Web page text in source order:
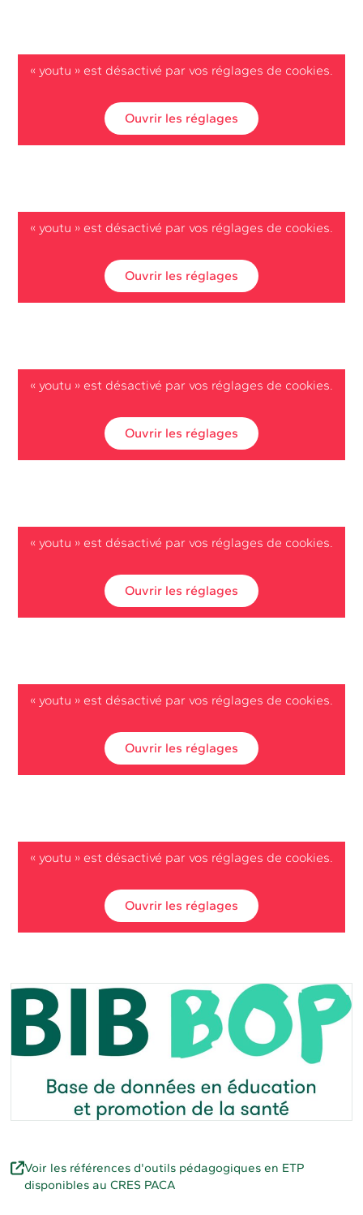
« youtu » est désactivé par vos réglages de cookies.
Ouvrir les réglages
« youtu » est désactivé par vos réglages de cookies.
Ouvrir les réglages
« youtu » est désactivé par vos réglages de cookies.
Ouvrir les réglages
« youtu » est désactivé par vos réglages de cookies.
Ouvrir les réglages
« youtu » est désactivé par vos réglages de cookies.
Ouvrir les réglages
« youtu » est désactivé par vos réglages de cookies.
Ouvrir les réglages
Voir les références d'outils pédagogiques en ETP
disponibles au CRES PACA